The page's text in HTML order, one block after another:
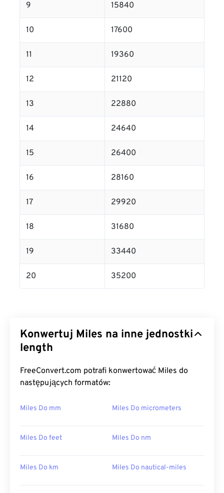
9 15840
10 17600
11 19360
12 21120
13 22880
14 24640
15 26400
16 28160
17 29920
18 31680
19 33440
20 35200
Konwertuj Miles na inne jednostki
length
FreeConvert.com potrafi konwertować Miles do
następujących formatów:
Miles Do mm Miles Do micrometers
Miles Do feet Miles Do nm
Miles Do km Miles Do nautical-miles